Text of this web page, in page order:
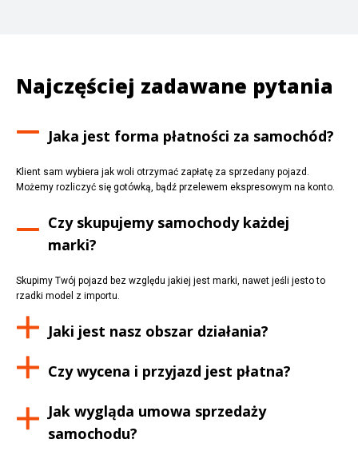
Najczęściej zadawane pytania
Jaka jest forma płatności za samochód?
Klient sam wybiera jak woli otrzymać zapłatę za sprzedany pojazd.
Możemy rozliczyć się gotówką, bądź przelewem ekspresowym na konto.
Czy skupujemy samochody każdej
marki?
Skupimy Twój pojazd bez względu jakiej jest marki, nawet jeśli jesto to
rzadki model z importu.
Jaki jest nasz obszar działania?
Czy wycena i przyjazd jest płatna?
Jak wygląda umowa sprzedaży
samochodu?